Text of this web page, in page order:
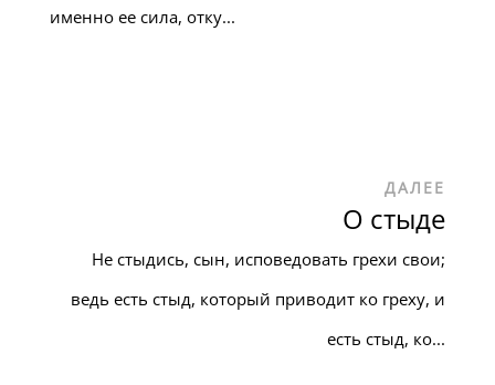
именно ее сила, отку...
ДАЛЕЕ
О стыде
Не стыдись, сын, исповедовать грехи свои;
ведь есть стыд, который приводит ко греху, и
есть стыд, ко...